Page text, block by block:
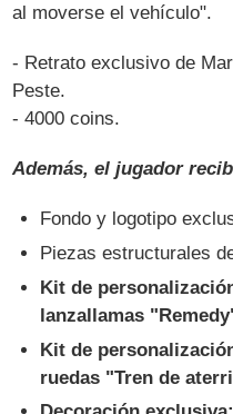
al moverse el vehículo".
- Retrato exclusivo de
Peste.
- 4000 coins.
Además, el jugador
Fondo y logotipo
Piezas estructurales
Kit de
lanzallamas
Kit de
ruedas "Tren de